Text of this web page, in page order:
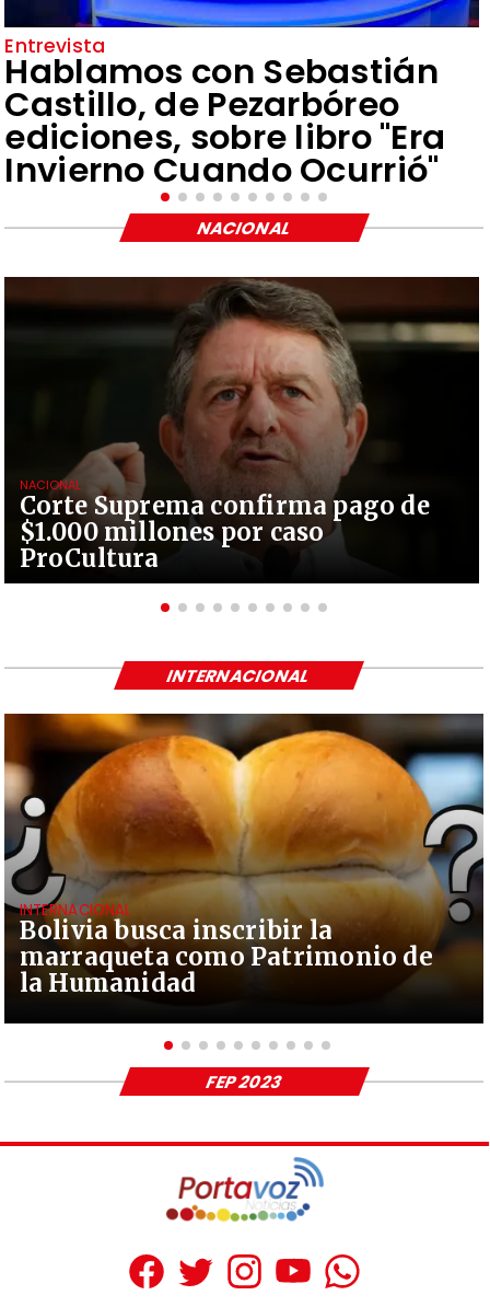
Entrevista
Hablamos con Sebastián
Castillo, de Pezarbóreo
ediciones, sobre libro "Era
Invierno Cuando Ocurrió"
Corte Suprema confirma pago de
$1.000 millones por caso
ProCultura
NACIONAL
NACIONAL
Bolivia busca inscribir la
marraqueta como Patrimonio de
la Humanidad
INTERNACIONAL
INTERNACIONAL
FEP 2023